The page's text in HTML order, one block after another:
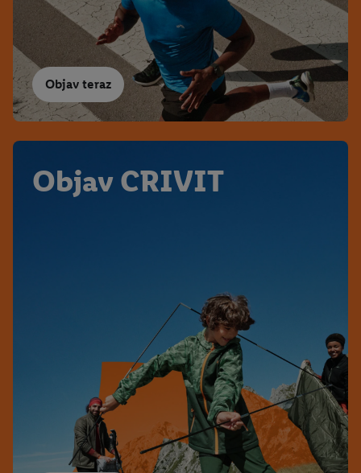
Objav teraz
Objav CRIVIT